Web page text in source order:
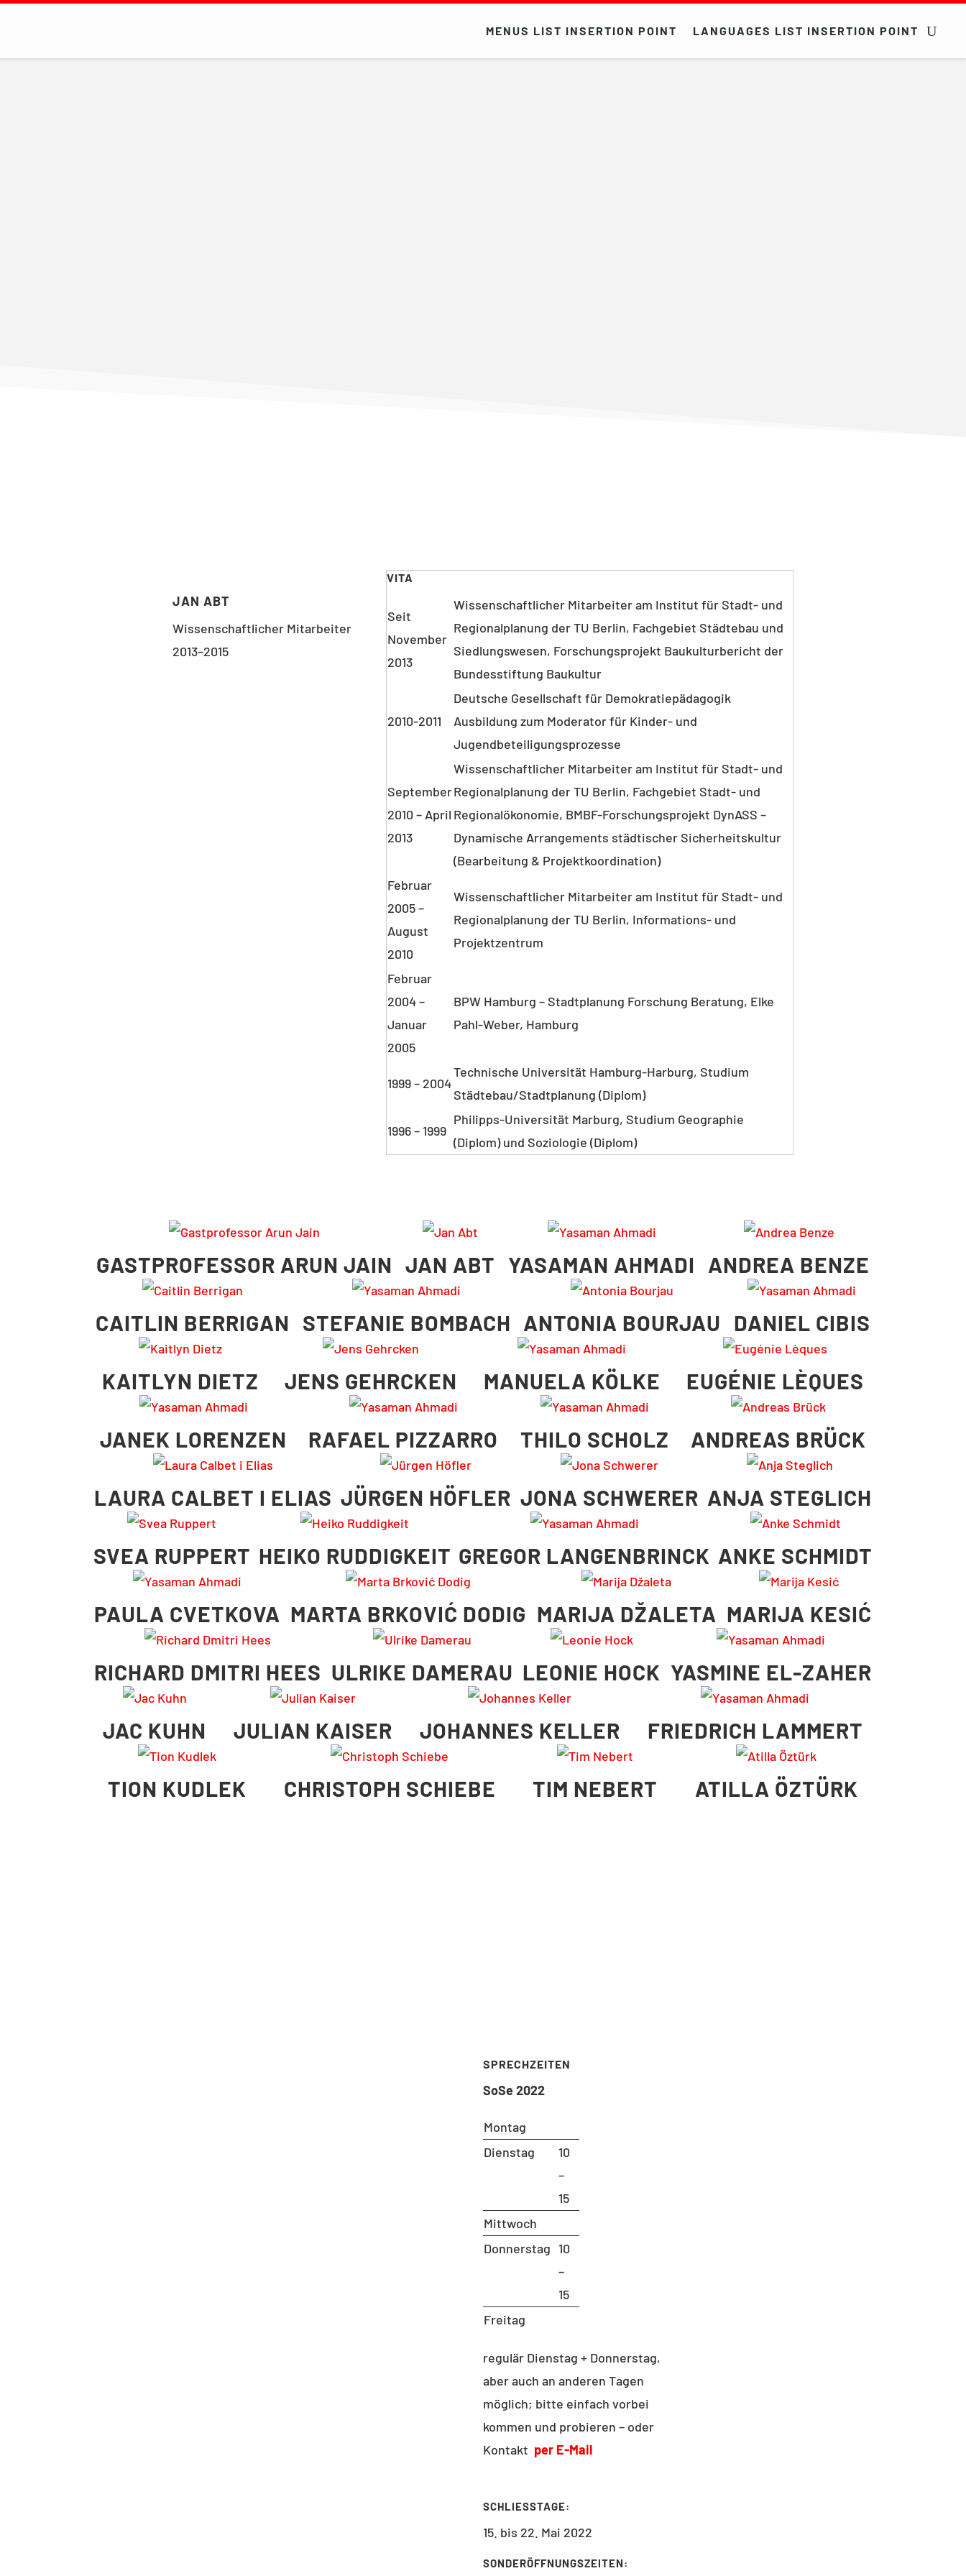
MENUS LIST INSERTION POINT LANGUAGES LIST INSERTION POINT
JAN ABT
Wissenschaftlicher Mitarbeiter
2013–2015
VITA
Seit
November
2013
Wissenschaftlicher Mitarbeiter am Institut für Stadt- und
Regionalplanung der TU Berlin, Fachgebiet Städtebau und
Siedlungswesen, Forschungsprojekt Baukulturbericht der
Bundesstiftung Baukultur
2010-2011
Deutsche Gesellschaft für Demokratiepädagogik
Ausbildung zum Moderator für Kinder- und
Jugendbeteiligungsprozesse
September
2010 – April
2013
Wissenschaftlicher Mitarbeiter am Institut für Stadt- und
Regionalplanung der TU Berlin, Fachgebiet Stadt- und
Regionalökonomie, BMBF-Forschungsprojekt DynASS –
Dynamische Arrangements städtischer Sicherheitskultur
(Bearbeitung & Projektkoordination)
Februar
2005 –
August
2010
Wissenschaftlicher Mitarbeiter am Institut für Stadt- und
Regionalplanung der TU Berlin, Informations- und
Projektzentrum
Februar
2004 –
Januar
2005
BPW Hamburg – Stadtplanung Forschung Beratung, Elke
Pahl-Weber, Hamburg
1999 – 2004
Technische Universität Hamburg-Harburg, Studium
Städtebau/Stadtplanung (Diplom)
1996 – 1999
Philipps-Universität Marburg, Studium Geographie
(Diplom) und Soziologie (Diplom)
GASTPROFESSOR ARUN JAIN JAN ABT YASAMAN AHMADI ANDREA BENZE
CAITLIN BERRIGAN STEFANIE BOMBACH ANTONIA BOURJAU DANIEL CIBIS
KAITLYN DIETZ JENS GEHRCKEN MANUELA KÖLKE EUGÉNIE LÈQUES
JANEK LORENZEN RAFAEL PIZZARRO THILO SCHOLZ ANDREAS BRÜCK
LAURA CALBET I ELIAS JÜRGEN HÖFLER JONA SCHWERER ANJA STEGLICH
SVEA RUPPERT HEIKO RUDDIGKEIT GREGOR LANGENBRINCK ANKE SCHMIDT
PAULA CVETKOVA MARTA BRKOVIĆ DODIG MARIJA DŽALETA MARIJA KESIĆ
RICHARD DMITRI HEES ULRIKE DAMERAU LEONIE HOCK YASMINE EL-ZAHER
JAC KUHN JULIAN KAISER JOHANNES KELLER FRIEDRICH LAMMERT
TION KUDLEK CHRISTOPH SCHIEBE TIM NEBERT ATILLA ÖZTÜRK
SPRECHZEITEN
SoSe 2022
Montag
Dienstag
10
–
15
Mittwoch
Donnerstag 10
–
15
Freitag
regulär Dienstag + Donnerstag,
aber auch an anderen Tagen
möglich; bitte einfach vorbei
kommen und probieren – oder
Kontakt per E-Mail
SCHLIESSTAGE:
15. bis 22. Mai 2022
SONDERÖFFNUNGSZEITEN: